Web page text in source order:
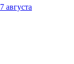
7 августа